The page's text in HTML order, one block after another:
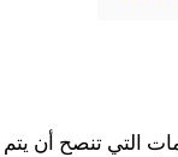
التي تنصح أن